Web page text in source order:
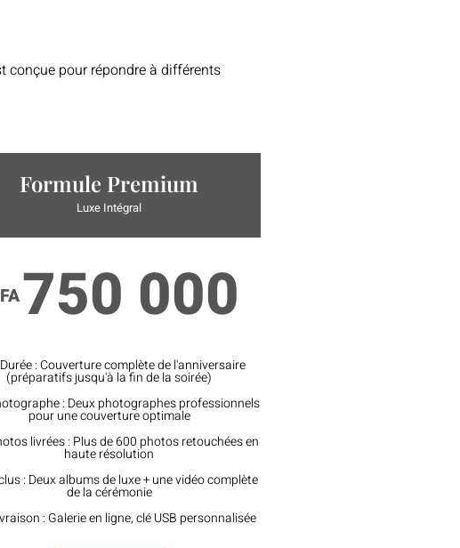
conçue pour répondre à différents
Formule Premium
Luxe Intégral
750 000
Durée : Couverture complète de l'anniversaire
(préparatifs jusqu'à la fin de la soirée)
: Deux photographes professionnels
pour une couverture optimale
livrées : Plus de 600 photos retouchées en
haute résolution
: Deux albums de luxe + une vidéo complète
de la cérémonie
: Galerie en ligne, clé USB personnalisée